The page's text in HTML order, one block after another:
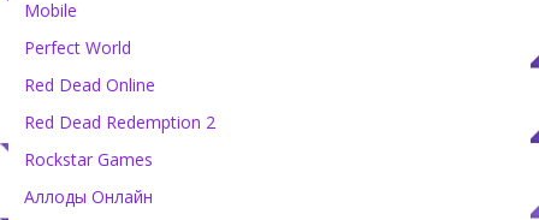
Mobile
Perfect World
Red Dead Online
Red Dead Redemption 2
Rockstar Games
Аллоды Онлайн